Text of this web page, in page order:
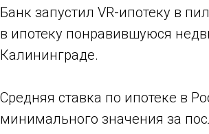
Банк запустил VR-ипотеку в
в ипотеку понравившуюся
Калининграде.
Средняя ставка по ипотеке в
минимального значения за